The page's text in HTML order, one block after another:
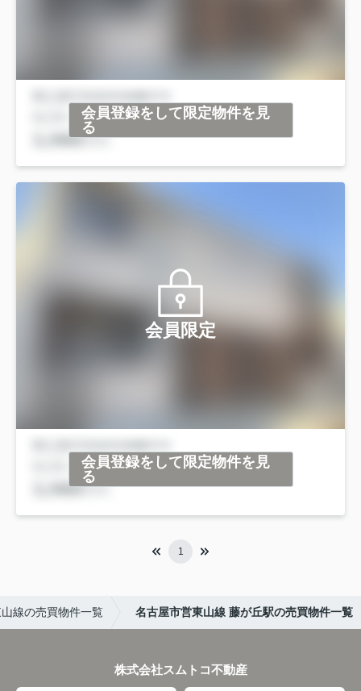
会員登録をして限定物件を見
る
会員限定
会員登録をして限定物件を見
る
1
線の売買物件一覧 名古屋市営東山線 藤が丘駅の売買物件一覧
株式会社スムトコ不動産